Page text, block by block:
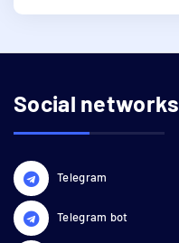
Social networks
Telegram
Telegram bot